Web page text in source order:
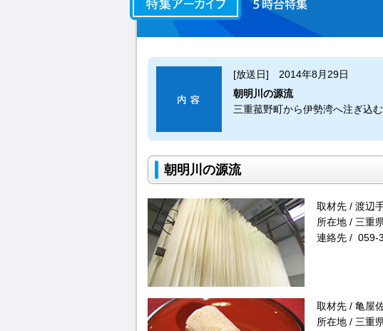
[放送日] 2014年8月29日
朝明川の源流
三重菰野町から伊勢湾へ注ぎ込
朝明川の源流
取材先 / 渡辺
所在地 / 三重
連絡先 / 059-
取材先 / 亀屋
所在地 / 三重